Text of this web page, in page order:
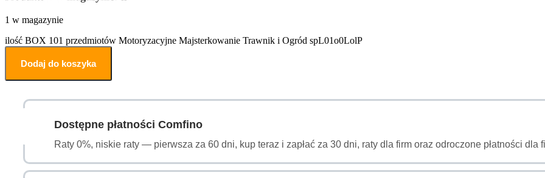
1 w magazynie
ilość BOX 101 przedmiotów Motoryzacyjne Majsterkowanie Trawnik i Ogród spL01o0LolP
Dodaj do koszyka
Dostępne płatności Comfino
Raty 0%, niskie raty — pierwsza za 60 dni, kup teraz i zapłać za 30 dni, raty dla firm oraz odroczone płatności